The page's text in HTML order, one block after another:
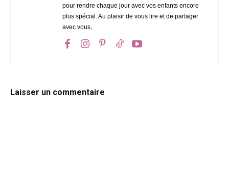
pour rendre chaque jour avec vos enfants encore
plus spécial. Au plaisir de vous lire et de partager
avec vous,
Laisser un commentaire